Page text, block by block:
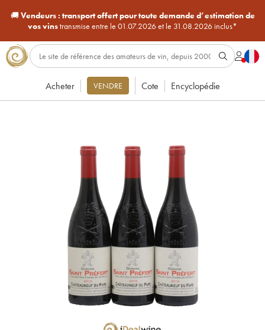
🚚Vendeurs : transport offert pour toute demande d’estimation de
vos vinstransmise entre le 01.07.2026 et le 31.08.2026 inclus*
Acheter VENDRE Cote Encyclopédie